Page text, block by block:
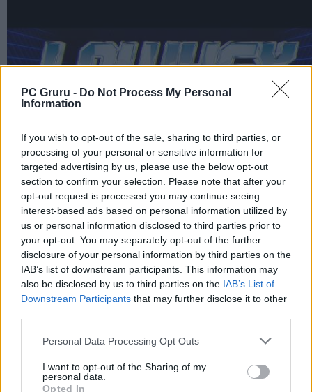
PC Gruru - Do Not Process My Personal
Information
If you wish to opt-out of the sale, sharing to third parties, or
processing of your personal or sensitive information for
targeted advertising by us, please use the below opt-out
section to confirm your selection. Please note that after your
opt-out request is processed you may continue seeing
interest-based ads based on personal information utilized by
us or personal information disclosed to third parties prior to
your opt-out. You may separately opt-out of the further
disclosure of your personal information by third parties on the
IAB’s list of downstream participants. This information may
also be disclosed by us to third parties on the IAB’s List of
Downstream Participants that may further disclose it to other
Personal Data Processing Opt Outs
I want to opt-out of the Sharing of my
personal data.
Opted In